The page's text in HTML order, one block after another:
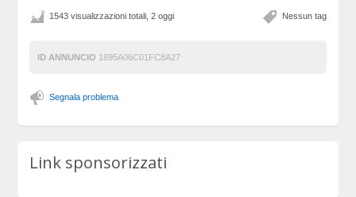
Nessun tag
1543 visualizzazioni totali, 2 oggi
ID ANNUNCIO 1895A06C01FC8A27
Segnala problema
Link sponsorizzati